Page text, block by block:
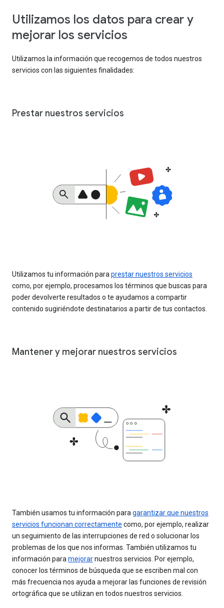
Utilizamos los datos para crear y
mejorar los servicios
Utilizamos la información que recogemos de todos nuestros
servicios con las siguientes finalidades:
Prestar nuestros servicios
Utilizamos tu información para prestar nuestros servicios
como, por ejemplo, procesamos los términos que buscas para
poder devolverte resultados o te ayudamos a compartir
contenido sugiriéndote destinatarios a partir de tus contactos.
Mantener y mejorar nuestros servicios
También usamos tu información para garantizar que nuestros
servicios funcionan correctamente como, por ejemplo, realizar
un seguimiento de las interrupciones de red o solucionar los
problemas de los que nos informas. También utilizamos tu
información para mejorarnuestros servicios. Por ejemplo,
conocer los términos de búsqueda que se escriben mal con
más frecuencia nos ayuda a mejorar las funciones de revisión
ortográfica que se utilizan en todos nuestros servicios.